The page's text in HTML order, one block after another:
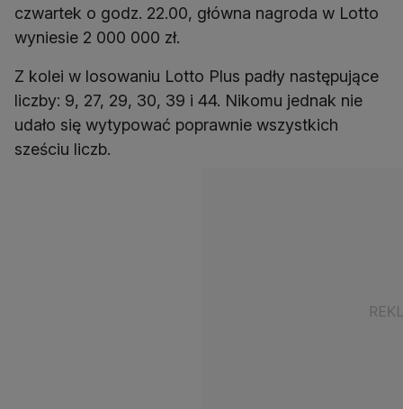
czwartek o godz. 22.00, główna nagroda w Lotto
wyniesie 2 000 000 zł.
Z kolei w losowaniu Lotto Plus padły następujące
liczby: 9, 27, 29, 30, 39 i 44. Nikomu jednak nie
udało się wytypować poprawnie wszystkich
sześciu liczb.